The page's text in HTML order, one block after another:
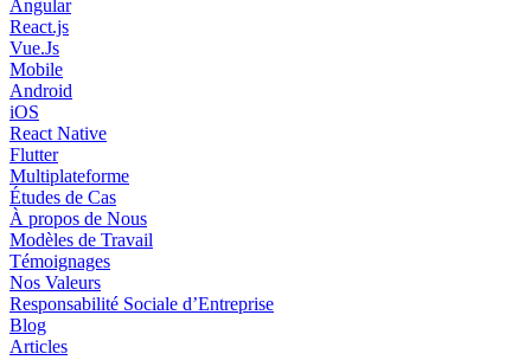
Angular
React.js
Vue.Js
Mobile
Android
iOS
React Native
Flutter
Multiplateforme
Études de Cas
À propos de Nous
Modèles de Travail
Témoignages
Nos Valeurs
Responsabilité Sociale d’Entreprise
Blog
Articles